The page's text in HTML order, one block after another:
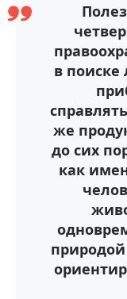
в
же
до сих
как